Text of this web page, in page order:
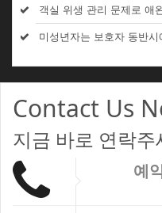
객실 위생 관리 문제로 애
미성년자는 보호자 동반
Contact Us
지금 바로 연락주
예